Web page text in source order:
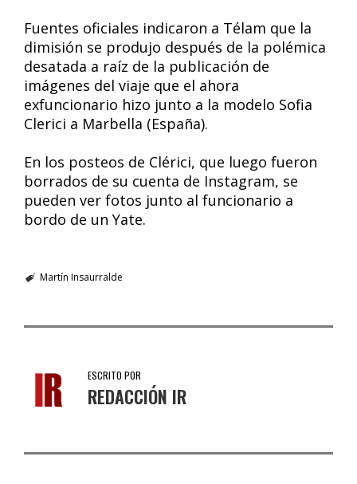
Fuentes oficiales indicaron a Télam que la
dimisión se produjo después de la polémica
desatada a raíz de la publicación de
imágenes del viaje que el ahora
exfuncionario hizo junto a la modelo Sofia
Clerici a Marbella (España).
En los posteos de Clérici, que luego fueron
borrados de su cuenta de Instagram, se
pueden ver fotos junto al funcionario a
bordo de un Yate.
Martín Insaurralde
ESCRITO POR
REDACCIÓN IR